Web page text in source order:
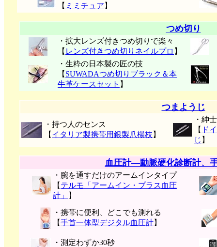
【 ミミチュア 】
つめ切り
・拡大レンズ付きつめ切りで楽々
【 レンズ付きつめ切りネイルプロ 】
・生粋の日本製の匠の技
【 SUWADAつめ切りブラック＆本
牛革ケースセット 】
つまようじ
・持つ人のセンス
【 イタリア製携帯用銀製爪楊枝 】
・紳
【 ド
じ 】
血圧計―動脈硬化診断計、
・腕を通すだけのアームインタイプ
【 テルモ「アームイン・プラス血圧
計」
】
・携帯に便利、どこでも測れる
【手首一体型デジタル血圧計】
・測定わずか30秒